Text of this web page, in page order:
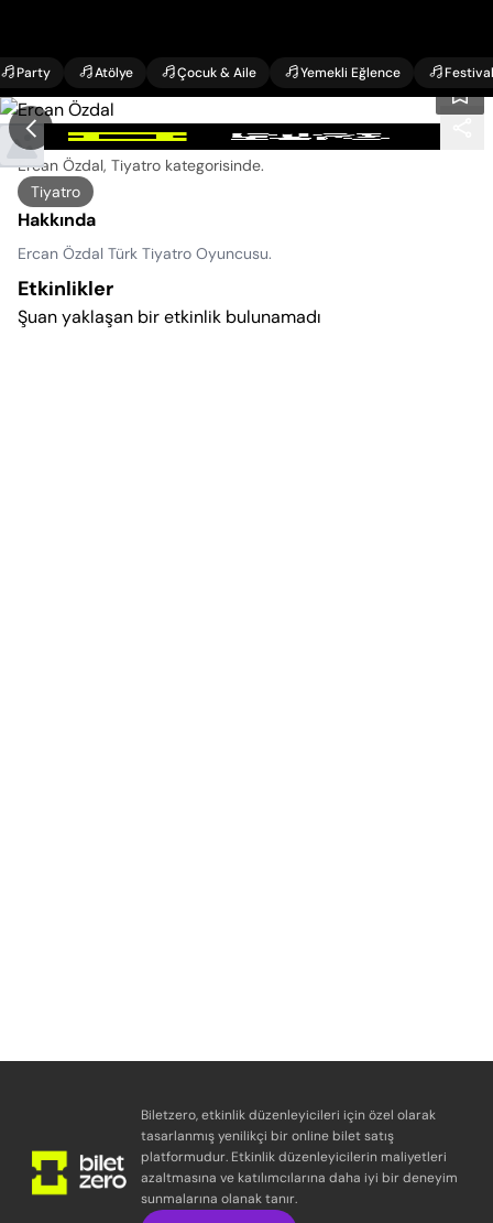
Party Atölye Çocuk & Aile Yemekli Eğlence Festival
Ercan Özdal Etkinlikleri
Ercan Özdal, Tiyatro kategorisinde.
Tiyatro
Hakkında
Ercan Özdal Türk Tiyatro Oyuncusu.
Etkinlikler
Şuan yaklaşan bir etkinlik bulunamadı
Biletzero, etkinlik düzenleyicileri için özel olarak
tasarlanmış yenilikçi bir online bilet satış
platformudur. Etkinlik düzenleyicilerin maliyetleri
azaltmasına ve katılımcılarına daha iyi bir deneyim
sunmalarına olanak tanır.